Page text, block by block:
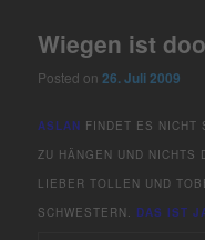
Wiegen ist
Posted on26. Juli 2009
ASLAN FINDET ES NICHT
ZU HÄNGEN UND NICHTS
LIEBER TOLLEN UND
SCHWESTERN. DAS IST